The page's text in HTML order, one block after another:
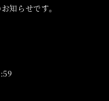
知らせです。